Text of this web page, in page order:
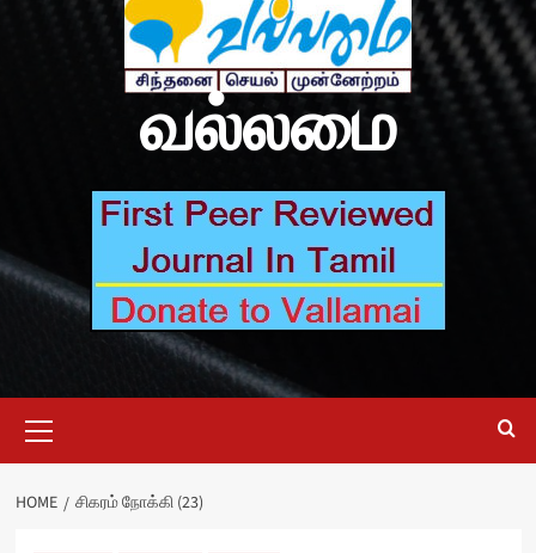
வல்லமை
Menu
HOME சிகரம் நோக்கி (23)